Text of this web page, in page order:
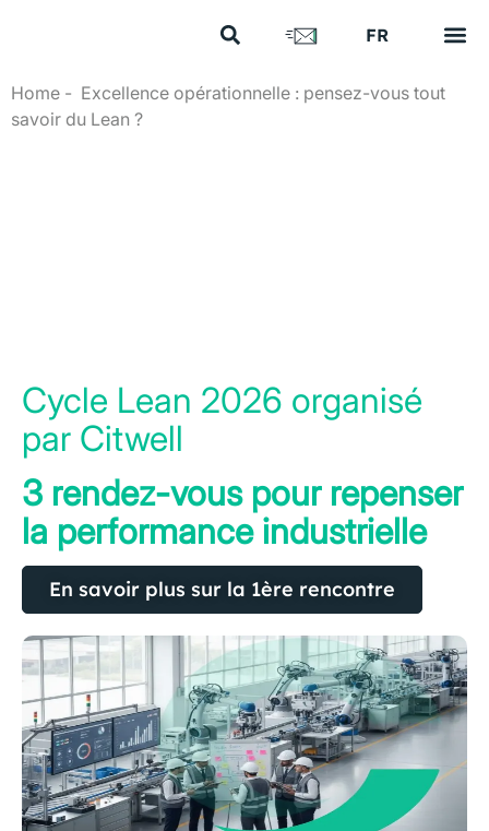
FR
EN
Home - Excellence opérationnelle : pensez-vous tout
savoir du Lean ?
Cycle Lean 2026 organisé
par Citwell
3 rendez-vous pour repenser
la performance industrielle
En savoir plus sur la 1ère rencontre